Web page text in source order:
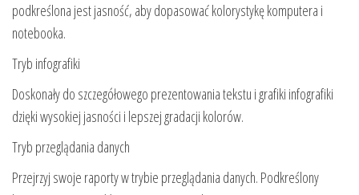
podkreślona jest jasność, aby dopasować kolorystykę komputera i
notebooka.
Tryb infografiki
Doskonały do szczegółowego prezentowania tekstu i grafiki infografiki
dzięki wysokiej jasności i lepszej gradacji kolorów.
Tryb przeglądania danych
Przejrzyj swoje raporty w trybie przeglądania danych. Podkreślony